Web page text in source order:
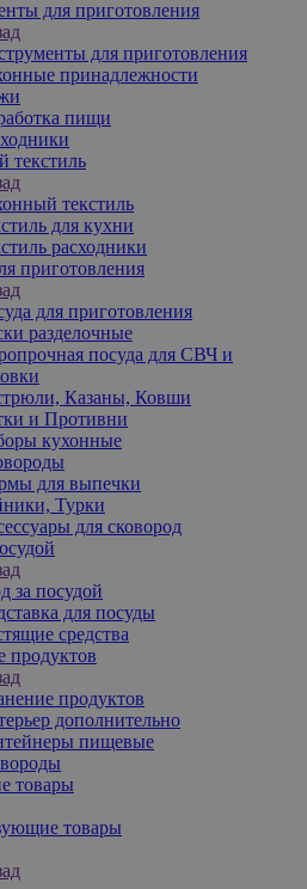
для приготовления
для приготовления
принадлежности
пищи
текстиль
текстиль
для кухни
расходники
приготовления
для приготовления
разделочные
посуда для СВЧ и
Казаны, Ковши
и Противни
кухонные
для выпечки
Турки
для сковород
за посудой
для посуды
средства
продуктов
продуктов
дополнительно
пищевые
товары
товары